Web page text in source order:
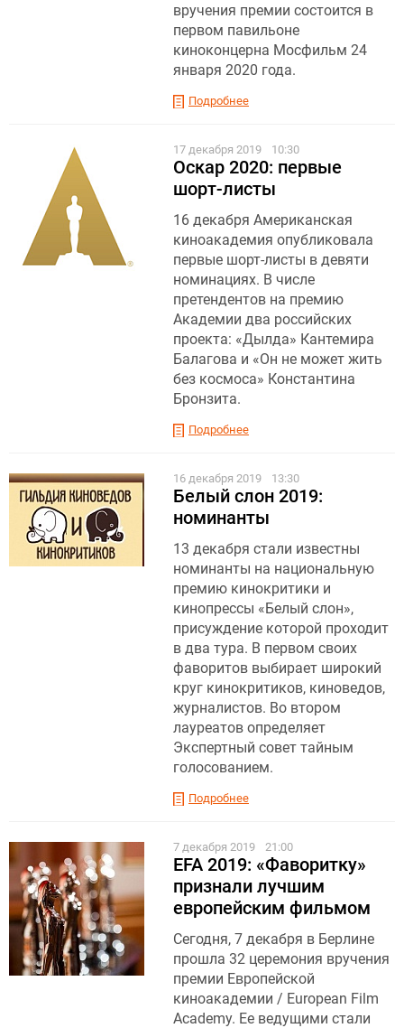
вручения премии состоится в
первом павильоне
киноконцерна Мосфильм 24
января 2020 года.
Подробнее
17 декабря 2019 10:30
Оскар 2020: первые
шорт-листы
16 декабря Американская
киноакадемия опубликовала
первые шорт-листы в девяти
номинациях. В числе
претендентов на премию
Академии два российских
проекта: «Дылда» Кантемира
Балагова и «Он не может жить
без космоса» Константина
Бронзита.
Подробнее
16 декабря 2019 13:30
Белый слон 2019:
номинанты
13 декабря стали известны
номинанты на национальную
премию кинокритики и
кинопрессы «Белый слон»,
присуждение которой проходит
в два тура. В первом своих
фаворитов выбирает широкий
круг кинокритиков, киноведов,
журналистов. Во втором
лауреатов определяет
Экспертный совет тайным
голосованием.
Подробнее
7 декабря 2019 21:00
EFA 2019: «Фаворитку»
признали лучшим
европейским фильмом
Сегодня, 7 декабря в Берлине
прошла 32 церемония вручения
премии Европейской
киноакадемии / European Film
Academy. Ее ведущими стали